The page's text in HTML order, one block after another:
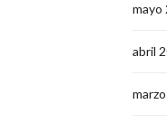
mayo
abril